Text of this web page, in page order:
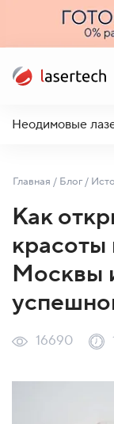
Неодимовые
Главная / Блог /
Как
Москвы
16690